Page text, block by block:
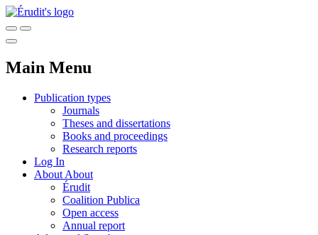
Main Menu
Publication types
Journals
Theses and dissertations
Books and proceedings
Research reports
Log In
About About
Érudit
Coalition Publica
Open access
Annual report